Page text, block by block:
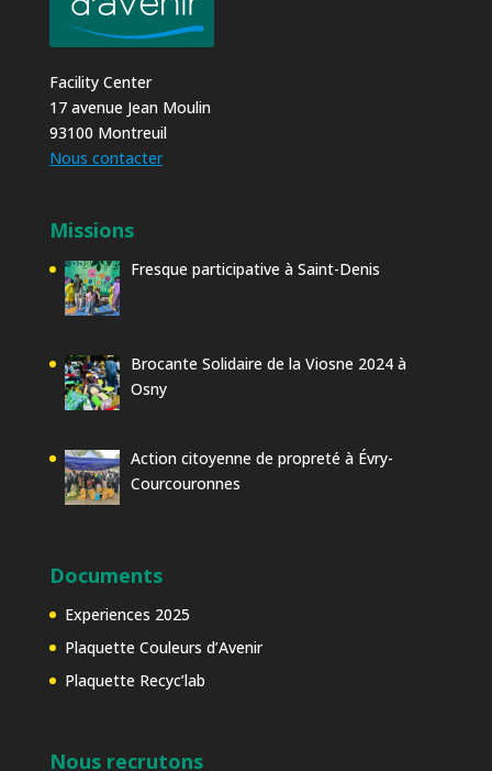
Facility Center
17 avenue Jean Moulin
93100 Montreuil
Nous contacter
Missions
Fresque participative à Saint-Denis
Brocante Solidaire de la Viosne 2024 à
Osny
Action citoyenne de propreté à Évry-
Courcouronnes
Documents
Experiences 2025
Plaquette Couleurs d’Avenir
Plaquette Recyc’lab
Nous recrutons